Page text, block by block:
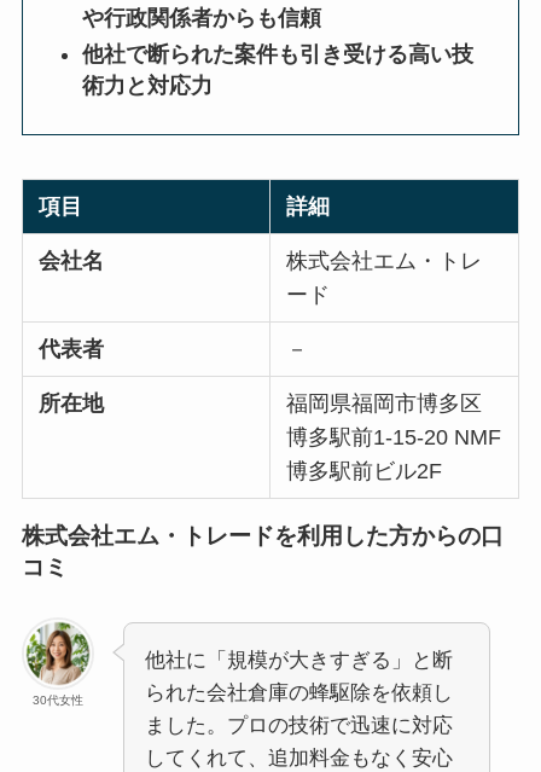
や行政関係者からも信頼
他社で断られた案件も引き受ける高い技
術力と対応力
項目 詳細
会社名
株式会社エム・トレ
ード
代表者 －
所在地
福岡県福岡市博多区
博多駅前1-15-20 NMF
博多駅前ビル2F
株式会社エム・トレードを利用した方からの口
コミ
30代女性
他社に「規模が大きすぎる」と断
られた会社倉庫の蜂駆除を依頼し
ました。プロの技術で迅速に対応
してくれて、追加料金もなく安心